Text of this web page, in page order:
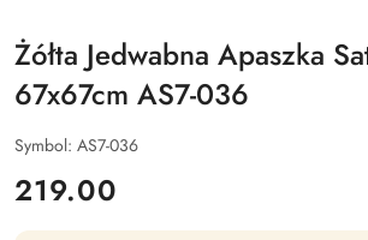
Żółta Jedwabna Apaszka
67x67cm AS7-036
Symbol: AS7-036
cena:
219.00